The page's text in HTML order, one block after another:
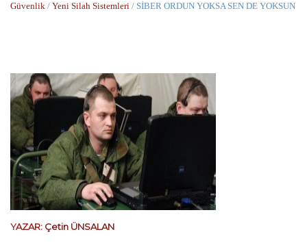
Güvenlik / Yeni Silah Sistemleri / SİBER ORDUN YOKSA SEN DE YOKSUN
YAZAR: Çetin ÜNSALAN